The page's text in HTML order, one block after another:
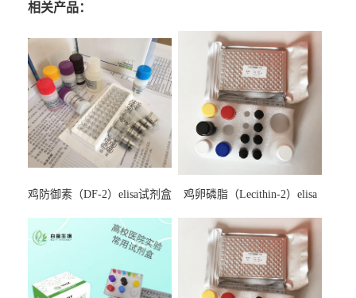
相关产品：
鸡防御素（DF-2）elisa试剂盒
鸡卵磷脂（Lecithin-2）elisa